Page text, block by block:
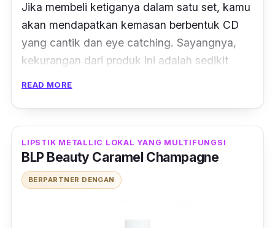
Jika membeli ketiganya dalam satu set, kamu
akan mendapatkan kemasan berbentuk CD
yang cantik dan eye catching. Sayangnya,
kekurangan dari produk ini adalah sedikit
READ MORE
LIPSTIK METALLIC LOKAL YANG MULTIFUNGSI
BLP Beauty Caramel Champagne
BERPARTNER DENGAN